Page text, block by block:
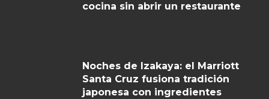
cocina sin abrir un restaurante
Noches de Izakaya: el Marriott
Santa Cruz fusiona tradición
japonesa con ingredientes